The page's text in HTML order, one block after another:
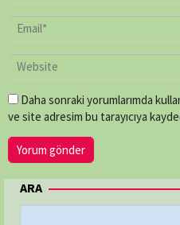
Daha sonraki yorumlarımda
ve site adresim bu tarayıcıya
ARA